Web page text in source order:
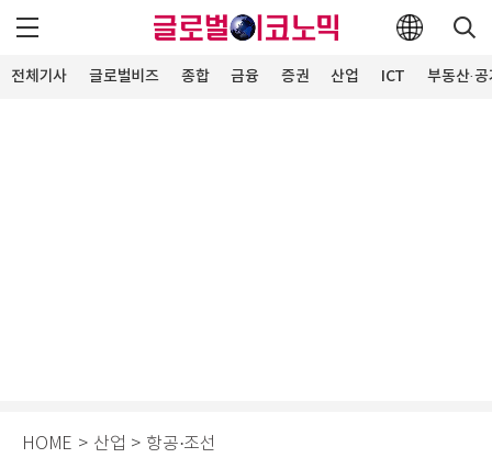
전체기사 글로벌비즈 종합 금융 증권 산업 ICT 부동산·
HOME > 산업 > 항공·조선